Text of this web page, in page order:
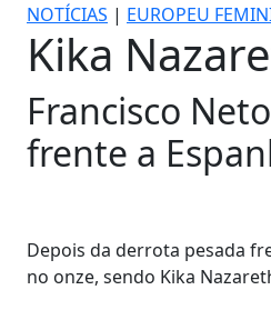
NOTÍCIAS | EUROPEU
Kika
Francisco
frente a
Depois da derrota pesada
no onze, sendo Kika